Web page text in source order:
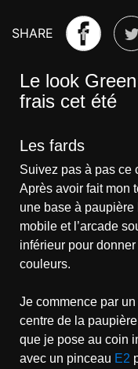
SHARE
Le look
frais cet été
Les fards
Suivez pas à pas ce
Après avoir fait mon
une base à
mobile et l’arcade
inférieur pour
couleurs.
Je commence par
centre de la
que je pose au coin
avec un pinceau E2